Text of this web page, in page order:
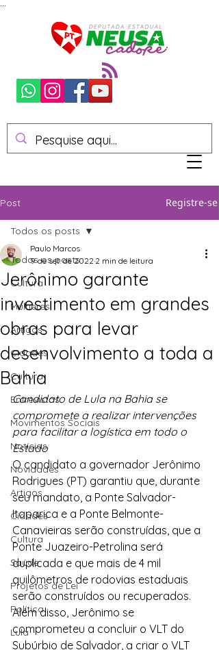
Post Registre-se
Todos os posts
Cultura
Mulheres
Artigos
Cidades
Cultura
Entrevistas
Movimentos Sociais
Notícias
Novidades
Artigos
Cidades
Cultura
Saúde
Projetos de Lei
Política
Lula
Todos os posts
Jerônimo garante
investimento em grandes
obras para levar
desenvolvimento a toda a
Bahia
Paulo Marcos
9 de set. de 2022 2 min de leitura
Candidato de Lula na Bahia se
compromete a realizar intervenções
para facilitar a logística em todo o
Estado
O candidato a governador Jerônimo
Rodrigues (PT) garantiu que, durante
seu mandato, a Ponte Salvador-
Itaparica e a Ponte Belmonte-
Canavieiras serão construídas, que a
Ponte Juazeiro-Petrolina será
duplicada e que mais de 4 mil
quilômetros de rodovias estaduais
serão construídos ou recuperados.
Além disso, Jerônimo se
comprometeu a concluir o VLT do
Subúrbio de Salvador, a criar o VLT